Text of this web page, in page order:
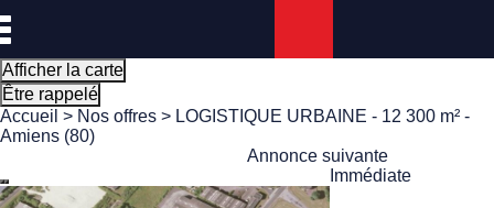
Afficher la carte
Être rappelé
Accueil > Nos offres > LOGISTIQUE URBAINE - 12 300 m² -
Amiens (80)
Annonce suivante
Immédiate